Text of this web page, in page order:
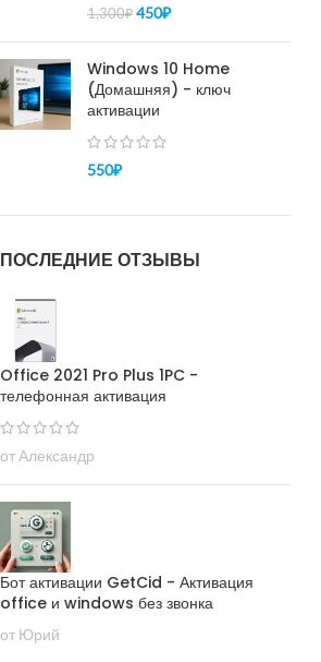
1,300₽ 450₽
Windows 10 Home
(Домашняя) - ключ
активации
550₽
ПОСЛЕДНИЕ ОТЗЫВЫ
Office 2021 Pro Plus 1PC -
телефонная активация
от Александр
Бот активации GetCid - Активация
office и windows без звонка
от Юрий